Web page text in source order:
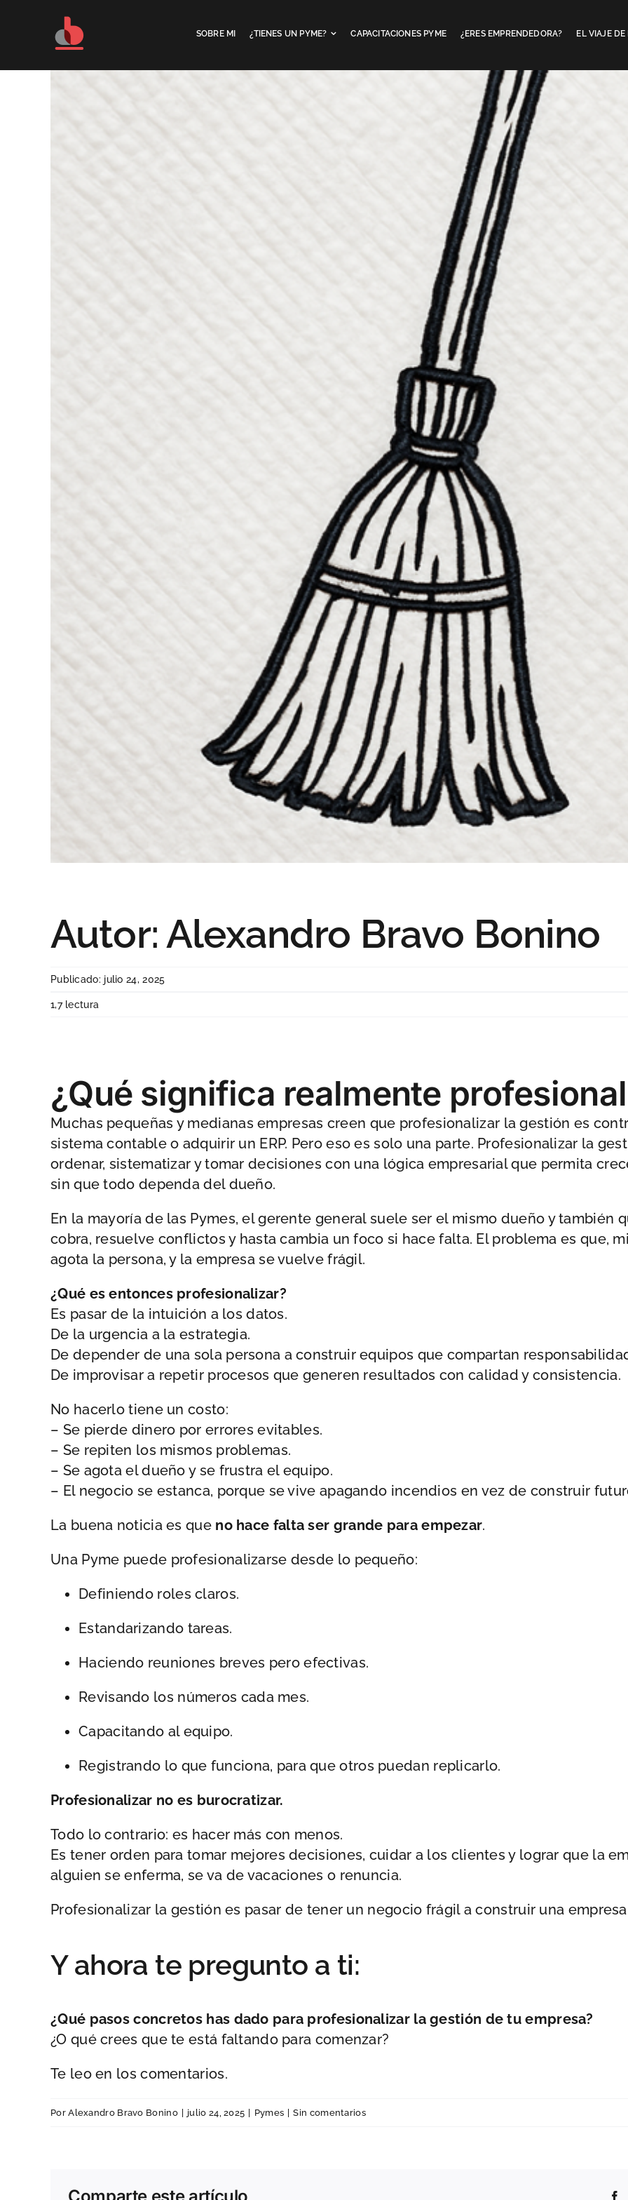
contenido
SOBRE MI ¿TIENES UN PYME? CAPACITACIONES PYME ¿ERES EMPRENDEDORA? EL VIAJE
Autor:Alexandro Bravo Bonino
Publicado: julio 24, 2025
1,7 lectura
¿Qué significa realmente
Muchas pequeñas y medianas empresas creen que profesionalizar la gestión es
sistema contable o adquirir un ERP. Pero eso es solo una parte. Profesionalizar la
ordenar, sistematizar y tomar decisiones con una lógica empresarial que permita
sin que todo dependa del dueño.
En la mayoría de las Pymes, el gerente general suele ser el mismo dueño y también
cobra, resuelve conflictos y hasta cambia un foco si hace falta. El problema es que,
agota la persona, y la empresa se vuelve frágil.
¿Qué es entonces profesionalizar?
Es pasar de la intuición a los datos.
De la urgencia a la estrategia.
De depender de una sola persona a construir equipos que compartan
De improvisar a repetir procesos que generen resultados con calidad y consistencia.
No hacerlo tiene un costo:
– Se pierde dinero por errores evitables.
– Se repiten los mismos problemas.
– Se agota el dueño y se frustra el equipo.
– El negocio se estanca, porque se vive apagando incendios en vez de construir
La buena noticia es que no hace falta ser grande para empezar.
Una Pyme puede profesionalizarse desde lo pequeño:
Definiendo roles claros.
Estandarizando tareas.
Haciendo reuniones breves pero efectivas.
Revisando los números cada mes.
Capacitando al equipo.
Registrando lo que funciona, para que otros puedan replicarlo.
Profesionalizar no es burocratizar.
Todo lo contrario: es hacer más con menos.
Es tener orden para tomar mejores decisiones, cuidar a los clientes y lograr que la
alguien se enferma, se va de vacaciones o renuncia.
Profesionalizar la gestión es pasar de tener un negocio frágil a construir una
Y ahora te pregunto a ti:
¿Qué pasos concretos has dado para profesionalizar la gestión de tu empresa?
¿O qué crees que te está faltando para comenzar?
Te leo en los comentarios.
PorAlexandro Bravo Bonino julio 24, 2025 Pymes Sin comentarios